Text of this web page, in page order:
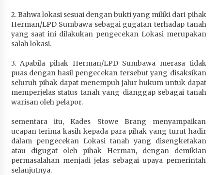
2. Bahwa lokasi sesuai dengan bukti yang miliki dari pihak
Herman/LPD Sumbawa sebagai gugatan terhadap tanah
yang saat ini dilakukan pengecekan Lokasi merupakan
salah lokasi.
3. Apabila pihak Herman/LPD Sumbawa merasa tidak
puas dengan hasil pengecekan tersebut yang disaksikan
seluruh pihak dapat menempuh jalur hukum untuk dapat
memperjelas status tanah yang dianggap sebagai tanah
warisan oleh pelapor.
sementara itu, Kades Stowe Brang menyampaikan
ucapan terima kasih kepada para pihak yang turut hadir
dalam pengecekan Lokasi tanah yang disengketakan
atau digugat oleh pihak Herman, dengan demikian
permasalahan menjadi jelas sebagai upaya pemerintah
selanjutnya.